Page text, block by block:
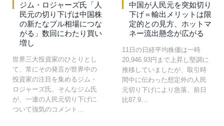
ジム・ロジャーズ氏「人
民元の切り下げは中国株
の新たなブル相場につな
がる」数回にわたり買い
増し
世界三大投資家のひとりとし
て、常にその発言が世界中の
投資家の注目を集めるジム・
ロジャーズ氏。そんなジム氏
が、一連の人民元切り下げに
ついて強気のコメント…
中国が人民元を突如切り
下げ＝輸出メリットは限
定的との見方、ホットマ
ネー流出懸念が広がる
11日の日経平均株価は一時
20,946.93円まで上昇し堅調に
推移していましたが、取引時
間中に伝わった想定外の人民
元切り下げにより急落、前日
比87.9…